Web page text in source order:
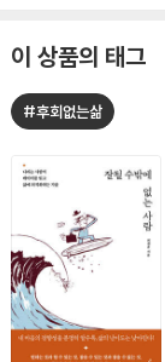
이 상품의 태그
#후회없는삶